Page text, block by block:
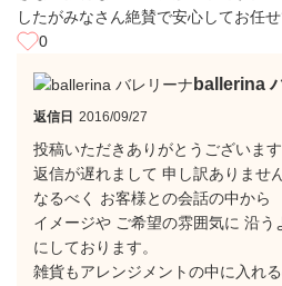
したがみなさん絶賛で安心してお任せ
0
ballerina
返信日 2016/09/27
投稿いただきありがとうございます
返信が遅れまして 申し訳ありません
なるべく お客様との会話の中から
イメージや ご希望の雰囲気に 沿う
にしております。
雑貨もアレンジメントの中に入れる